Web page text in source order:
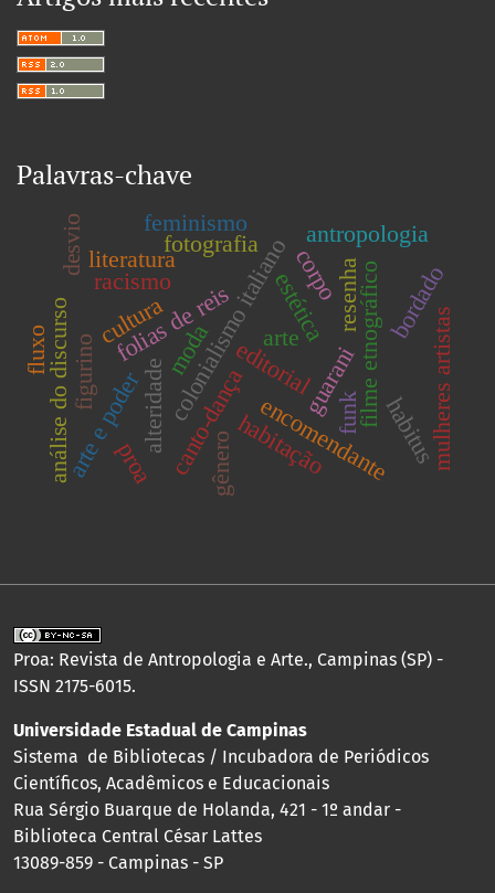
Palavras-chave
resenha
editorial
canto-dança guarani
alteridade filme etnográfico
racismocolonialismo italiano
arte e poder
fotografia
encomendantehabitus
habitação
folias de reis
antropologia
cultura estética
análise do discurso proa
arte
gênero
bordado
mulheres artistas
literatura
figurino moda
feminismo
funk
fluxo
corpo
desvio
Proa: Revista de Antropologia e Arte., Campinas (SP) -
ISSN 2175-6015.
Universidade Estadual de Campinas
Sistema de Bibliotecas / Incubadora de Periódicos
Científicos, Acadêmicos e Educacionais
Rua Sérgio Buarque de Holanda, 421 - 1º andar -
Biblioteca Central César Lattes
13089-859 - Campinas - SP